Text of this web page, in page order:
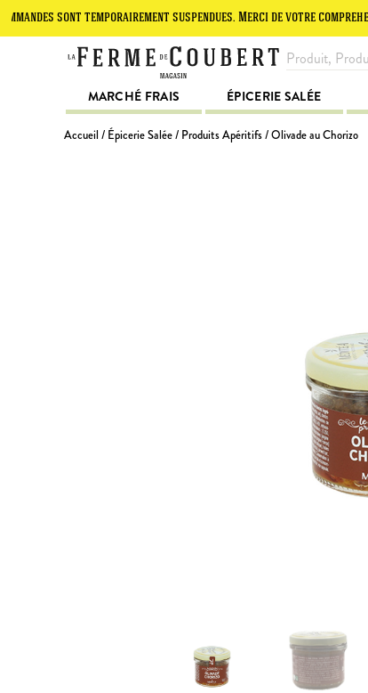
temporairement suspendues. Merci de votre compréhension.
MARCHÉ FRAIS ÉPICERIE SALÉE
Accueil / Épicerie Salée/ Produits Apéritifs/ Olivade au Chorizo